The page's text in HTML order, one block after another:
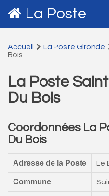
La Poste
Accueil La Poste Gironde
Bois
La Poste
Du Bois
Coordonnées La
Du Bois
Adresse de la Poste Le
Commune